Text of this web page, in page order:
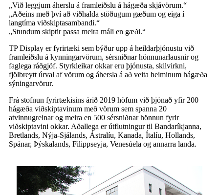
„Við leggjum áherslu á framleiðslu á hágæða skjávörum.“
„Aðeins með því að viðhalda stöðugum gæðum og eiga í
langtíma viðskiptasambandi.“
„Stundum skiptir passa meira máli en gæði.“
TP Display er fyrirtæki sem býður upp á heildarþjónustu við
framleiðslu á kynningarvörum, sérsniðnar hönnunarlausnir og
faglega ráðgjöf. Styrkleikar okkar eru þjónusta, skilvirkni,
fjölbreytt úrval af vörum og áhersla á að veita heiminum hágæða
sýningarvörur.
Frá stofnun fyrirtækisins árið 2019 höfum við þjónað yfir 200
hágæða viðskiptavinum með vörum sem spanna 20
atvinnugreinar og meira en 500 sérsniðnar hönnun fyrir
viðskiptavini okkar. Aðallega er útflutningur til Bandaríkjanna,
Bretlands, Nýja-Sjálands, Ástralíu, Kanada, Ítalíu, Hollands,
Spánar, Þýskalands, Filippseyja, Venesúela og annarra landa.